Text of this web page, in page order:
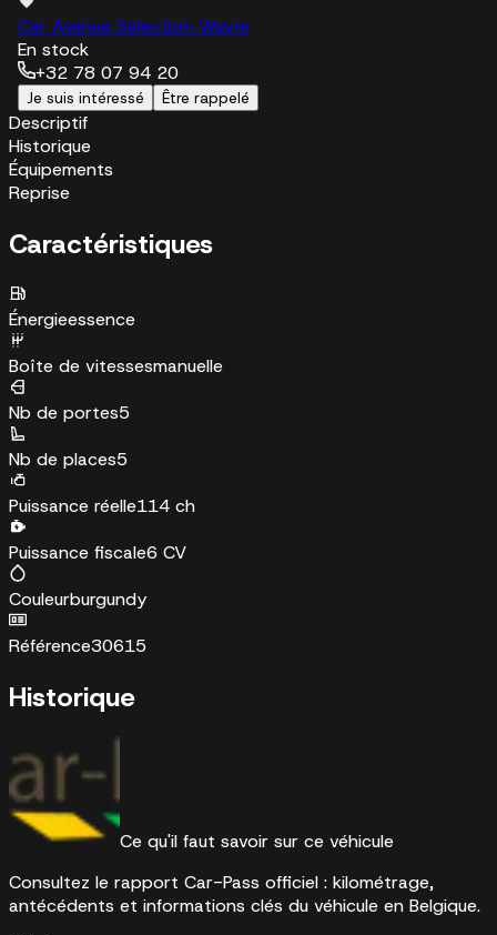
Car Avenue Selection Wavre
En stock
+32 78 07 94 20
Je suis intéressé Être rappelé
Descriptif
Historique
Équipements
Reprise
Caractéristiques
Énergieessence
Boîte de vitessesmanuelle
Nb de portes5
Nb de places5
Puissance réelle114 ch
Puissance fiscale6 CV
Couleurburgundy
Référence30615
Historique
Ce qu'il faut savoir sur ce véhicule
Consultez le rapport Car-Pass officiel : kilométrage,
antécédents et informations clés du véhicule en Belgique.